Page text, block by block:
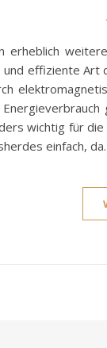
effiziente
wichtig für
einfach,